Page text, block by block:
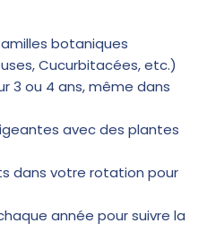
botaniques
Cucurbitacées, etc.)
3 ou 4 ans, même dans
avec des plantes
dans votre rotation pour
année pour suivre la